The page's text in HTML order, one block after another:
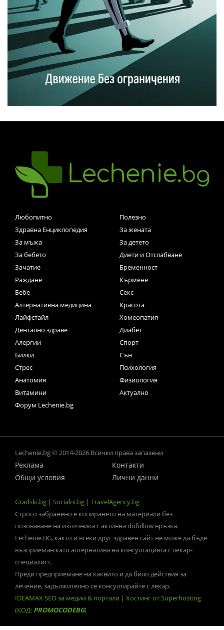
Любопитно
Полезно
Здравна Енциклопедия
За жената
За мъжа
За детето
За бебето
Диети и Отслабване
Зачатие
Бременност
Раждане
Кърмене
Бебе
Секс
Алтернативна медицина
Красота
Лайфстайл
Хомеопатия
Дентално здраве
Диабет
Алергии
Спорт
Билки
Сън
Стрес
Психология
Анатомия
Физиология
Витамини
Актуално
Форум Lechenie.bg
Lechenie.bg © 2014-2026 Всички права запазени
Реклама
Контакти
Общи условия
Лични данни
Gradski.bg | Socialni.bg | TravelAgency.bg
Строго забранено е копирането на материали без
позоваване на източника с активна dofollow връзка.
Lechenie.BG, както и всеки друг здравен сайт не може да бъде
възприеман като алтернатива на консултацията с лекар-
специалист.
Преди предприемане на каквито и да било действия за
лечение, задължително се консултирайте с лекар.
IDEAMAX SEO за медии & портали | Хостинг от Superhosting
(КОД: PROMOCODEBG)